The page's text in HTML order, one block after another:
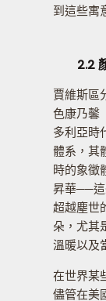
到這些寓
2.2
賈維斯區
色康乃馨
多利亞時
體系，其
時的象徵
昇華──這
超越塵世
朵，尤其
溫暖以及
在世界某
儘管在美